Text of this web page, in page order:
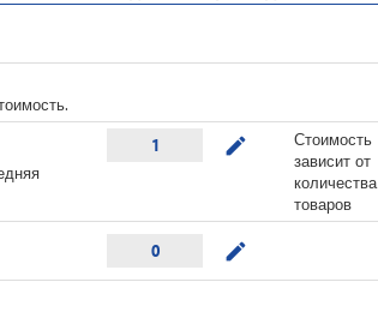
1 mode_edit
Стоимость
зависит от
количества
товаров
0 mode_edit